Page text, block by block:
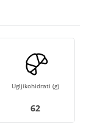
Ugljikohidrati (g)
62